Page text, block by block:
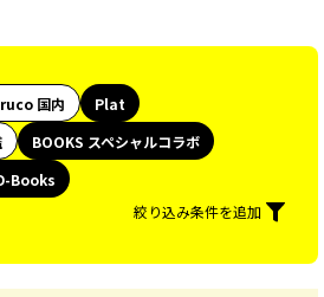
国内
Plat
BOOKS スペシャルコラボ
Books
絞り込み条件を追加